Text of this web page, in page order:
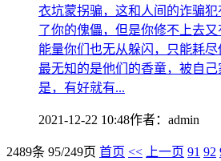
衣坑蒙拐骗，这和人间的诈骗
了你的傀儡，但是你修不上去
能量你们也无从躲闪，只能耗尽
最无知的是他们的香童，被自
是，有好就有...
2021-12-22 10:48作者： admin
2489条 95/249页 首页 << 上一页 91 92